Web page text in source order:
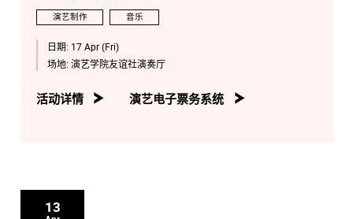
演艺制作 音乐
日期: 17 Apr (Fri)
场地: 演艺学院友谊社演奏厅
活动详情 演艺电子票务系统
13